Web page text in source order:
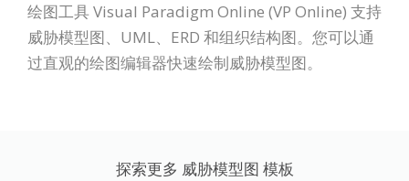
绘图工具 Visual Paradigm Online (VP Online) 支持
威胁模型图、UML、ERD 和组织结构图。您可以通
过直观的绘图编辑器快速绘制威胁模型图。
探索更多 威胁模型图 模板